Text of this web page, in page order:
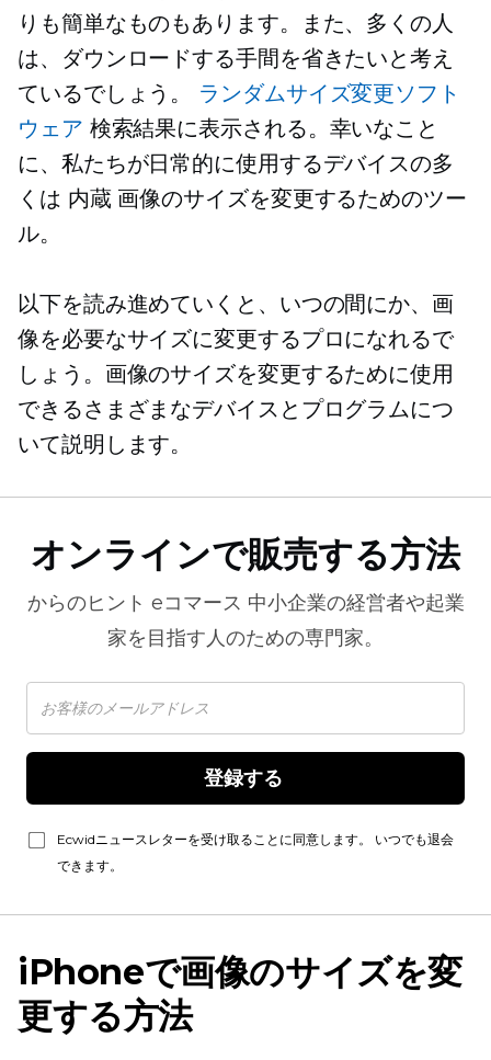
りも簡単なものもあります。また、多くの人
は、ダウンロードする手間を省きたいと考え
ているでしょう。 ランダムサイズ変更ソフト
ウェア 検索結果に表示される。幸いなこと
に、私たちが日常的に使用するデバイスの多
くは 内蔵画像のサイズを変更するためのツー
ル。
以下を読み進めていくと、いつの間にか、画
像を必要なサイズに変更するプロになれるで
しょう。画像のサイズを変更するために使用
できるさまざまなデバイスとプログラムにつ
いて説明します。
オンラインで販売する方法
からのヒント eコマース 中小企業の経営者や起業
家を目指す人のための専門家。
Ecwidニュースレターを受け取ることに同意します。 いつでも退会
できます。
iPhoneで画像のサイズを変
更する方法